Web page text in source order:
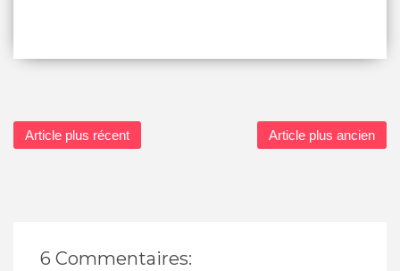
Article plus récent Article plus ancien
6 Commentaires: